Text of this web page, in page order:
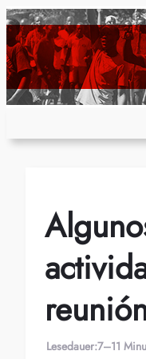
Zum
Inhalt
springen
Lesedauer:7–11